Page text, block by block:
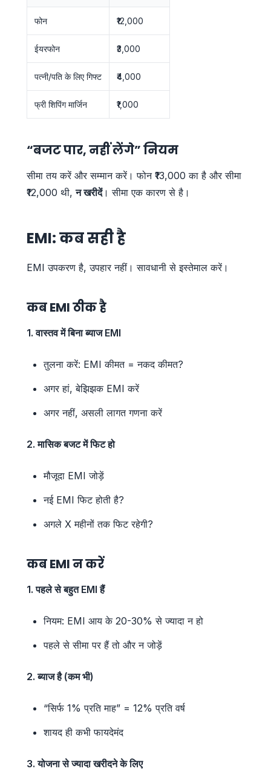
फोन ₹12,000
ईयरफोन ₹3,000
पत्नी/पति के लिए गिफ्ट ₹4,000
फ्री शिपिंग मार्जिन ₹1,000
“बजट पार, नहीं लेंगे” नियम
सीमा तय करें और सम्मान करें। फोन ₹13,000 का है और सीमा
₹12,000 थी,न खरीदें। सीमा एक कारण से है।
EMI: कब सही है
EMI उपकरण है, उपहार नहीं। सावधानी से इस्तेमाल करें।
कब EMI ठीक है
1. वास्तव में बिना ब्याज EMI
तुलना करें: EMI कीमत = नकद कीमत?
अगर हां, बेझिझक EMI करें
अगर नहीं, असली लागत गणना करें
2. मासिक बजट में फिट हो
मौजूदा EMI जोड़ें
नई EMI फिट होती है?
अगले X महीनों तक फिट रहेगी?
कब EMI न करें
1. पहले से बहुत EMI हैं
नियम: EMI आय के 20-30% से ज्यादा न हो
पहले से सीमा पर हैं तो और न जोड़ें
2. ब्याज है (कम भी)
“सिर्फ 1% प्रति माह” = 12% प्रति वर्ष
शायद ही कभी फायदेमंद
3. योजना से ज्यादा खरीदने के लिए